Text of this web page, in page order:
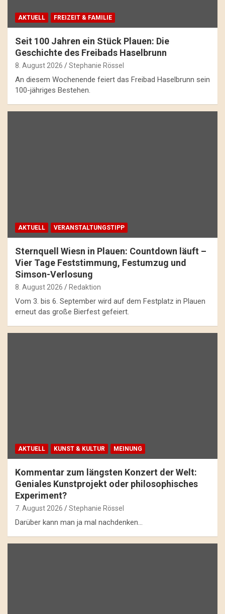
AKTUELL FREIZEIT & FAMILIE
Seit 100 Jahren ein Stück Plauen: Die
Geschichte des Freibads Haselbrunn
8. August 2026 Stephanie Rössel
An diesem Wochenende feiert das Freibad Haselbrunn sein
100-jähriges Bestehen.
AKTUELL VERANSTALTUNGSTIPP
Sternquell Wiesn in Plauen: Countdown läuft –
Vier Tage Feststimmung, Festumzug und
Simson-Verlosung
8. August 2026 Redaktion
Vom 3. bis 6. September wird auf dem Festplatz in Plauen
erneut das große Bierfest gefeiert.
AKTUELL KUNST & KULTUR MEINUNG
Kommentar zum längsten Konzert der Welt:
Geniales Kunstprojekt oder philosophisches
Experiment?
7. August 2026 Stephanie Rössel
Darüber kann man ja mal nachdenken...